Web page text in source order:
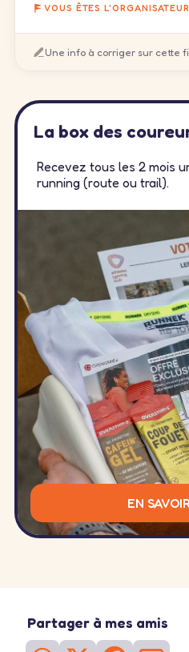
VOUS ÊTES
Une info à corriger sur cette
La box des
Recevez tous les 2 mois
running (route ou trail).
EN
Partager à mes amis